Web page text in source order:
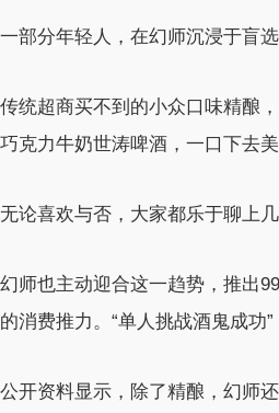
一部分年轻人，在幻师沉浸于盲选
传统超商买不到的小众口味精酿
巧克力牛奶世涛啤酒，一口下去
无论喜欢与否，大家都乐于聊上
幻师也主动迎合这一趋势，推出
的消费推力。“单人挑战酒鬼成功
公开资料显示，除了精酿，幻师